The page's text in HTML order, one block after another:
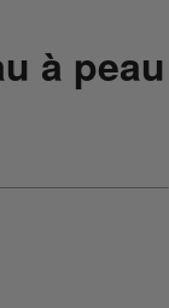
à peau